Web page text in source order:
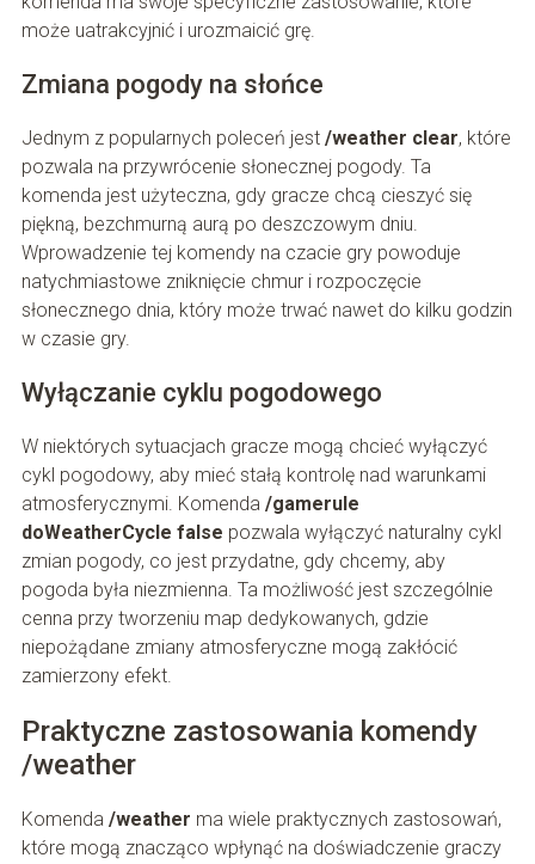
może uatrakcyjnić i urozmaicić grę.
Zmiana pogody na słońce
Jednym z popularnych poleceń jest /weather clear, które
pozwala na przywrócenie słonecznej pogody. Ta
komenda jest użyteczna, gdy gracze chcą cieszyć się
piękną, bezchmurną aurą po deszczowym dniu.
Wprowadzenie tej komendy na czacie gry powoduje
natychmiastowe zniknięcie chmur i rozpoczęcie
słonecznego dnia, który może trwać nawet do kilku godzin
w czasie gry.
Wyłączanie cyklu pogodowego
W niektórych sytuacjach gracze mogą chcieć wyłączyć
cykl pogodowy, aby mieć stałą kontrolę nad warunkami
atmosferycznymi. Komenda /gamerule
doWeatherCycle false pozwala wyłączyć naturalny cykl
zmian pogody, co jest przydatne, gdy chcemy, aby
pogoda była niezmienna. Ta możliwość jest szczególnie
cenna przy tworzeniu map dedykowanych, gdzie
niepożądane zmiany atmosferyczne mogą zakłócić
zamierzony efekt.
Praktyczne zastosowania komendy
/weather
Komenda /weather ma wiele praktycznych zastosowań,
które mogą znacząco wpłynąć na doświadczenie graczy